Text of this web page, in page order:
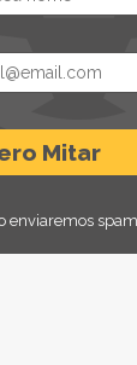
enviaremos